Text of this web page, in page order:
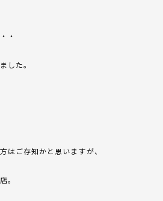
・
した。
はご存知かと思いますが、
。